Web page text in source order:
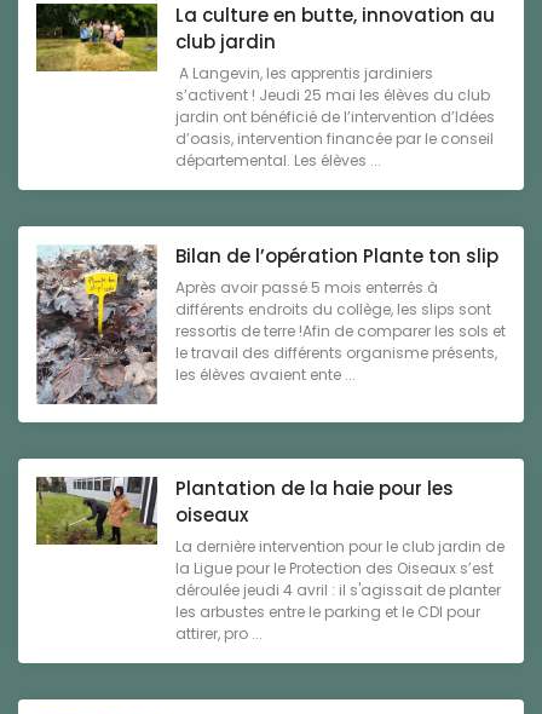
La culture en butte, innovation au
club jardin
A Langevin, les apprentis jardiniers
s’activent ! Jeudi 25 mai les élèves du club
jardin ont bénéficié de l’intervention d’Idées
d’oasis, intervention financée par le conseil
départemental. Les élèves ...
Bilan de l’opération Plante ton slip
Après avoir passé 5 mois enterrés à
différents endroits du collège, les slips sont
ressortis de terre !Afin de comparer les sols et
le travail des différents organisme présents,
les élèves avaient ente ...
Plantation de la haie pour les
oiseaux
La dernière intervention pour le club jardin de
la Ligue pour le Protection des Oiseaux s’est
déroulée jeudi 4 avril : il s'agissait de planter
les arbustes entre le parking et le CDI pour
attirer, pro ...